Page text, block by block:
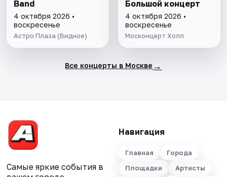
Band
4 октября 2026 •
воскресенье
Астро Плаза (Видное)
Большой концерт
4 октября 2026 •
воскресенье
Москонцерт Холл
Все концерты в Москве →
Самые яркие события в
Навигация
Главная
Города
Площадки
Артисты